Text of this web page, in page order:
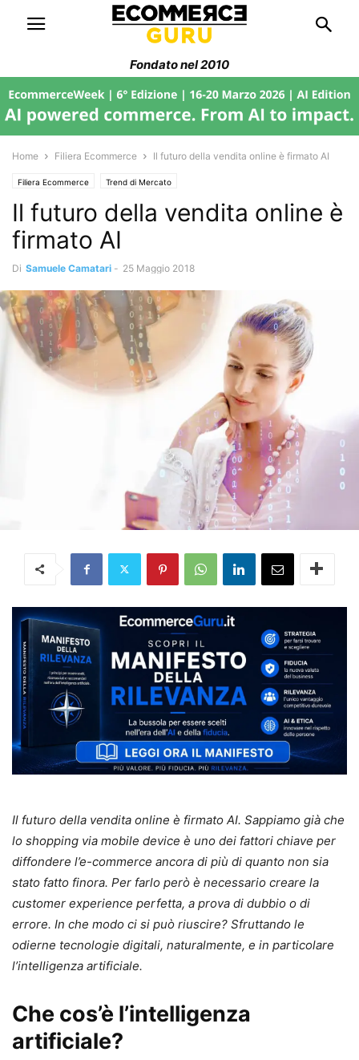
Fondato nel 2010
Home Filiera Ecommerce Il futuro della vendita online è firmato AI
Filiera Ecommerce Trend di Mercato
Il futuro della vendita online è
firmato AI
Di Samuele Camatari - 25 Maggio 2018
Il futuro della vendita online è firmato AI. Sappiamo già che
lo shopping via mobile device è uno dei fattori chiave per
diffondere l’e-commerce ancora di più di quanto non sia
stato fatto finora. Per farlo però è necessario creare la
customer experience perfetta, a prova di dubbio o di
errore. In che modo ci si può riuscire? Sfruttando le
odierne tecnologie digitali, naturalmente, e in particolare
l’intelligenza artificiale.
Che cos’è l’intelligenza
artificiale?